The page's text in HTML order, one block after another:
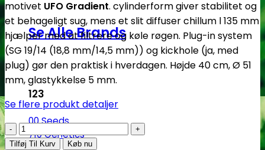
Se Alle Brands
123
00 Seeds
710 Genetics
motivet UFO Gradient. cylinderform giver stabilitet og
et behageligt sug, mens et slit diffuser chillum l 135 mm
hjælper med at filtrere og køle røgen. Plug-in system
(SG 19/14 (18,8 mm/14,5 mm)) og kickhole (ja, med
plug) gør den praktisk i hverdagen. Højde 40 cm, Ø 51
mm, glastykkelse 5 mm.
Se flere produkt detaljer
Black
Leaf
Tilføj Til Kurv Køb nu